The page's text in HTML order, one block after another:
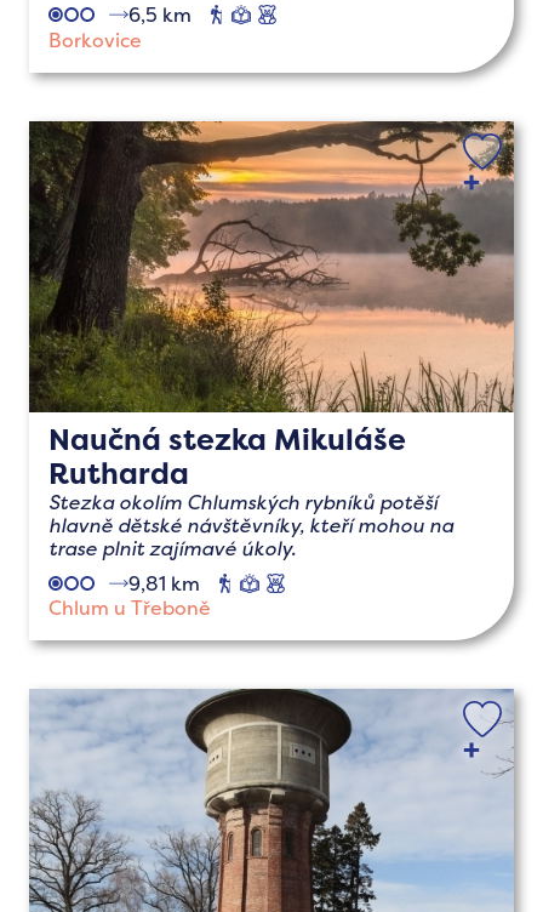
6,5 km
pěšínaučné
Borkovice
Naučná stezka Mikuláše
Rutharda
Stezka okolím Chlumských rybníků potěší
hlavně dětské návštěvníky, kteří mohou na
trase plnit zajímavé úkoly.
9,81 km
pěšínaučné
Chlum u Třeboně